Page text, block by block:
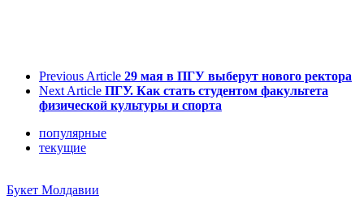
Previous Article 29 мая в ПГУ выберут нового ректора
Next Article ПГУ. Как стать студентом факультета
физической культуры и спорта
популярные
текущие
Букет Молдавии